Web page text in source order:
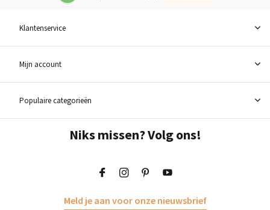
Klantenservice
Mijn account
Populaire categorieën
Niks missen? Volg ons!
Meld je aan voor onze nieuwsbrief